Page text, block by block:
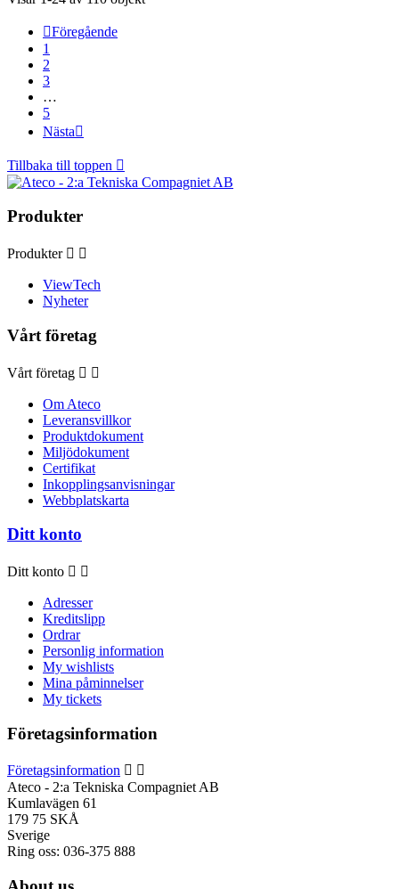
Föregående
1
2
3
…
5
Nästa
Tillbaka till toppen 
Produkter
Produkter  
ViewTech
Nyheter
Vårt företag
Vårt företag  
Om Ateco
Leveransvillkor
Produktdokument
Miljödokument
Certifikat
Inkopplingsanvisningar
Webbplatskarta
Ditt konto
Ditt konto  
Adresser
Kreditslipp
Ordrar
Personlig information
My wishlists
Mina påminnelser
My tickets
Företagsinformation
Företagsinformation  
Ateco - 2:a Tekniska Compagniet AB
Kumlavägen 61
179 75 SKÅ
Sverige
Ring oss: 036-375 888